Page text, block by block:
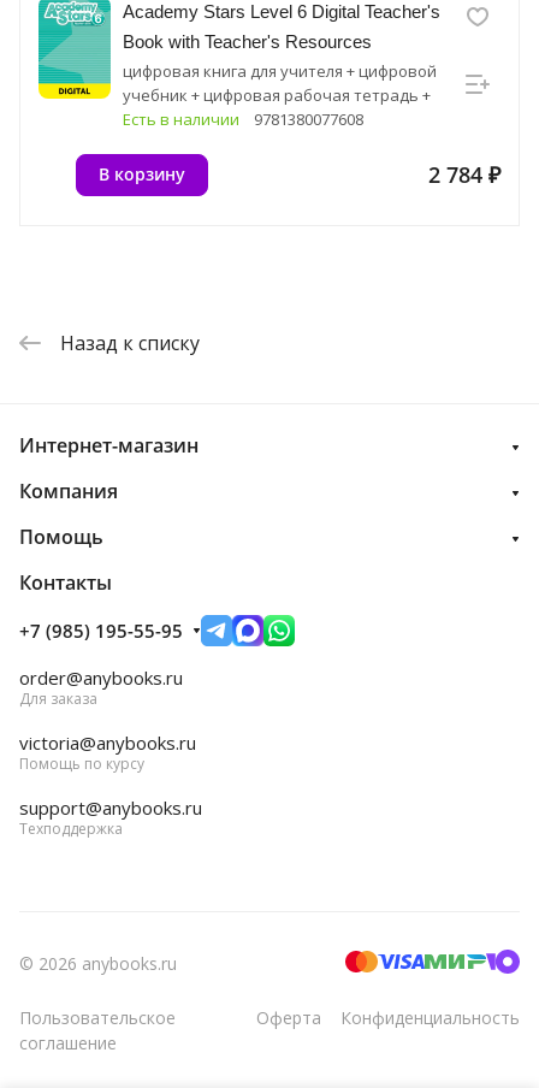
Academy Stars Level 6 Digital Teacher's
Book with Teacher's Resources
цифровая книга для учителя + цифровой
учебник + цифровая рабочая тетрадь +
цифровые упражнения + цифровые
Есть в наличии 9781380077608
2 784 ₽
В корзину
Назад к списку
Интернет-магазин
Компания
Помощь
Контакты
+7 (985) 195-55-95
order@anybooks.ru
Для заказа
victoria@anybooks.ru
Помощь по курсу
support@anybooks.ru
Техподдержка
© 2026 anybooks.ru
Пользовательское
соглашение
Оферта Конфиденциальность